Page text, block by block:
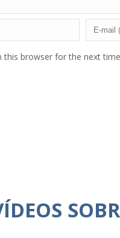
this browser for the next